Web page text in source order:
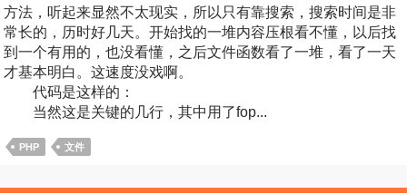
方法，听起来显然不太现实，所以只有靠搜索，搜索时间是非
常长的，历时好几天。开始找的一堆内容压根看不懂，以后找
到一个有用的，也没看懂，之后文件函数看了一堆，看了一天
才基本明白。这速度没戏啊。
代码是这样的：
当然这是关键的几行，其中用了fop...
PHP 文件